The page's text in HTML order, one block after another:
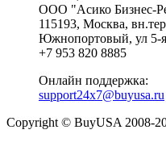
ООО "Асико Бизнес-
115193, Москва,
Южнопортовый, ул 5-
+7 953 820 8885
Онлайн поддержка:
support24x7@buyusa.ru
Copyright © BuyUSA 2008-